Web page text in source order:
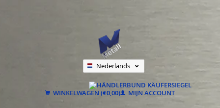
Nederlands
Français
WINKELWAGEN (€0,00) MIJN ACCOUNT